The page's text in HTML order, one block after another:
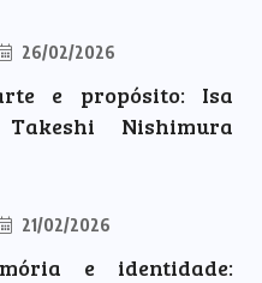
26/02/2026
e propósito: Isa
Nishimura
21/02/2026
e identidade: